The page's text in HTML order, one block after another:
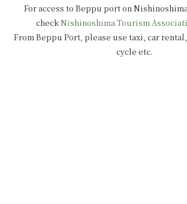
For access to Beppu port on
checkNishinoshima Tourism
From Beppu Port, please use taxi, car
cycle etc.